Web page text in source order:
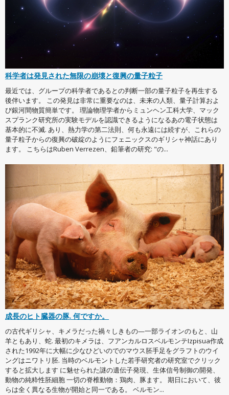
科学者は発見された無限の崩壊と復興の量子粒子
最近では、グループの科学者であるとの判断一部の量子粒子を再生する
後伴います。 この発見は非常に重要なのは、未来の人類、量子計算およ
び銀河間物質簡単です。 理論物理学者からミュンヘン工科大学、マック
スプランク研究所の実験モデルを認識できるようになるあの電子状態は
基本的に不滅. あり、熱力学の第二法則、何も永遠には続すが、これらの
量子粒子からの復興の破綻のようにフェニックスのギリシャ神話にあり
ます。 こちらはRuben Verrezen、鉛筆者の研究: "の...
成長のヒト臓器の豚. 何ですか。
の古代ギリシャ、キメラだった禍々しきもの—一部ライオンのもと、山
羊ともあり、蛇. 最初のキメラは、フアンカルロスベルモンテIzpisua作成
された1992年に大幅に少なひどいのでのマウス胚手足をグラフトのウイ
ングはニワトリ胚. 当時のベルモントした若手研究者の研究室でクリック
すると拡大します に魅せられた謎の遺伝子発現、生体信号制御の開発、
動物の純粋性胚細胞 一切の脊椎動物：鶏肉、豚ます。 期日において、彼
らは全く異なる生物が開始と同一である。 ベルモン...